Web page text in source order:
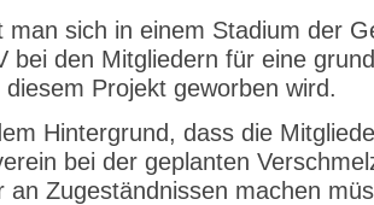
man sich in einem Stadium der
bei den Mitgliedern für eine
Projekt geworben wird.
Hintergrund, dass die
bei der geplanten
an Zugeständnissen machen